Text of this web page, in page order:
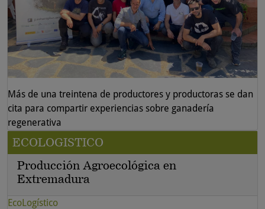
Más de una treintena de productores y productoras se dan
cita para compartir experiencias sobre ganadería
regenerativa
ECOLOGISTICO
Producción Agroecológica en
Extremadura
EcoLogístico